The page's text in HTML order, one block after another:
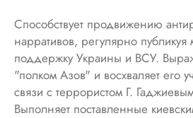
Способствует продвижению
нарративов, регулярно публикуя
поддержку Украины и ВСУ.
"полком Азов" и восхваляет его
связи с террористом Г.
Выполняет поставленные